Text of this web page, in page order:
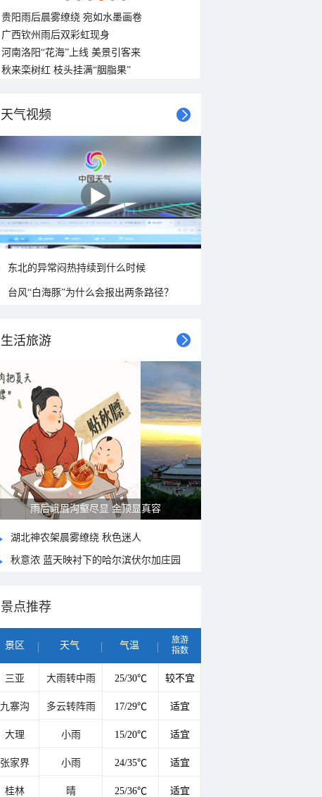
贵阳雨后晨雾缭绕 宛如水墨画卷
广西钦州雨后双彩虹现身
河南洛阳“花海”上线 美景引客来
秋来栾树红 枝头挂满“胭脂果”
天气视频
东北的异常闷热持续到什么时候
台风“白海豚”为什么会报出两条路径？
生活旅游
雨后峨眉沟壑尽显 金顶显真容
湖北神农架晨雾缭绕 秋色迷人
秋意浓 蓝天映衬下的哈尔滨伏尔加庄园
景点推荐
景区 天气 气温
旅游
指数
三亚 大雨转中雨 25/30℃ 较不宜
九寨沟 多云转阵雨 17/29℃ 适宜
大理 小雨 15/20℃ 适宜
张家界 小雨 24/35℃ 适宜
桂林 晴 25/36℃ 适宜